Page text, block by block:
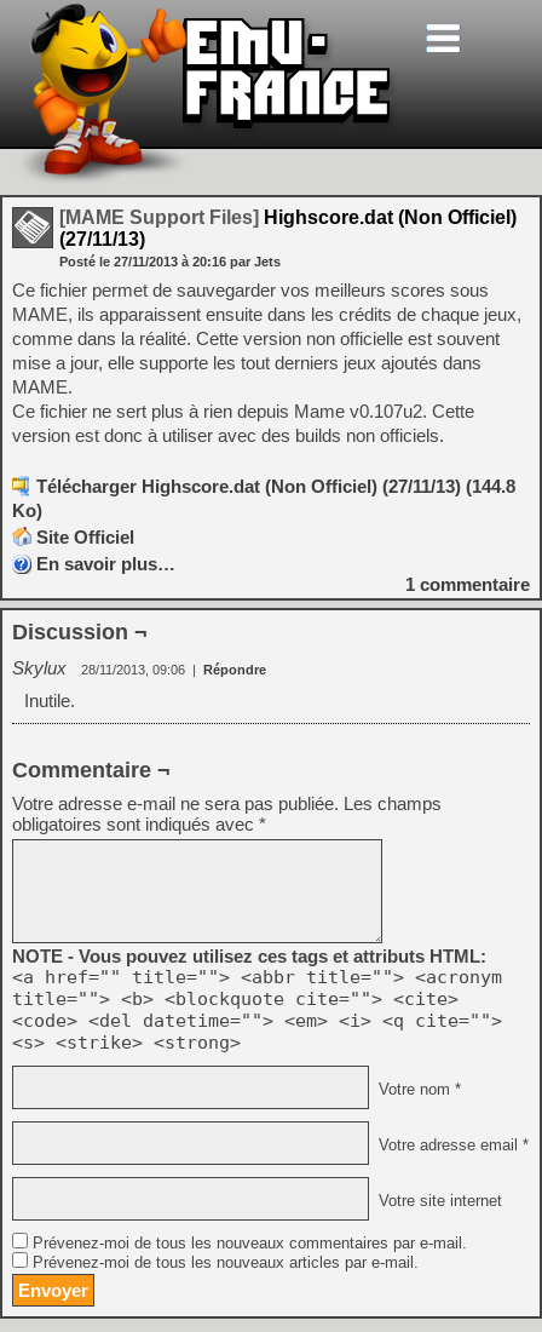
[MAME Support Files] Highscore.dat (Non Officiel)
(27/11/13)
Posté le 27/11/2013 à 20:16 par Jets
Ce fichier permet de sauvegarder vos meilleurs scores sous
MAME, ils apparaissent ensuite dans les crédits de chaque jeux,
comme dans la réalité. Cette version non officielle est souvent
mise a jour, elle supporte les tout derniers jeux ajoutés dans
MAME.
Ce fichier ne sert plus à rien depuis Mame v0.107u2. Cette
version est donc à utiliser avec des builds non officiels.
Télécharger Highscore.dat (Non Officiel) (27/11/13) (144.8
Ko)
Site Officiel
En savoir plus…
1 commentaire
Discussion ¬
Skylux 28/11/2013, 09:06 | Répondre
Inutile.
Commentaire ¬
Votre adresse e-mail ne sera pas publiée. Les champs
obligatoires sont indiqués avec *
NOTE - Vous pouvez utilisez ces tags et attributs HTML:
<a href="" title=""> <abbr title=""> <acronym
title=""> <b> <blockquote cite=""> <cite>
<code> <del datetime=""> <em> <i> <q cite="">
<s> <strike> <strong>
Votre nom *
Votre adresse email *
Votre site internet
Prévenez-moi de tous les nouveaux commentaires par e-mail.
Prévenez-moi de tous les nouveaux articles par e-mail.